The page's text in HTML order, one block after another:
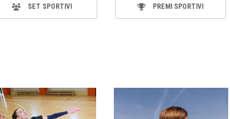
SET SPORTIVI PREMI SPORTIVI